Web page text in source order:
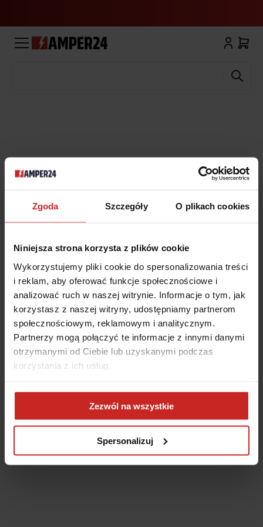
Zgoda Szczegóły O plikach cookies
Niniejsza strona korzysta z plików cookie
Wykorzystujemy pliki cookie do spersonalizowania treści
i reklam, aby oferować funkcje społecznościowe i
analizować ruch w naszej witrynie. Informacje o tym, jak
korzystasz z naszej witryny, udostępniamy partnerom
społecznościowym, reklamowym i analitycznym.
Partnerzy mogą połączyć te informacje z innymi danymi
otrzymanymi od Ciebie lub uzyskanymi podczas
korzystania z ich usług.
Zezwól na wszystkie
Spersonalizuj
browser console for more information)